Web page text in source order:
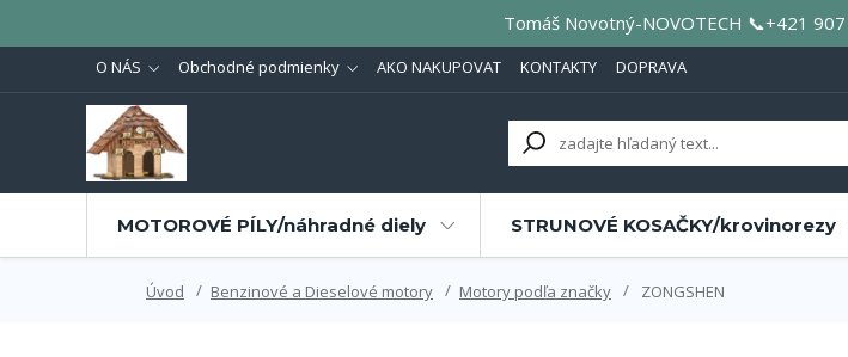
Tomáš Novotný-NOVOTECH 📞+421
O NÁS Obchodné podmienky AKO NAKUPOVAT KONTAKTY DOPRAVA
MOTOROVÉ PÍLY/náhradné diely STRUNOVÉ KOSAČKY/krovinorezy
Úvod Benzinové a Dieselové motory Motory podľa značky ZONGSHEN